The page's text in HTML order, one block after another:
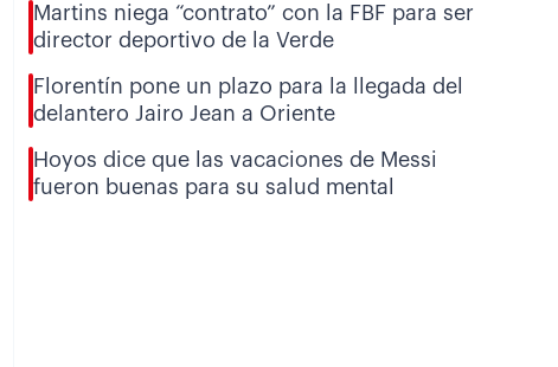
Martins niega “contrato” con la FBF para ser
director deportivo de la Verde
Florentín pone un plazo para la llegada del
delantero Jairo Jean a Oriente
Hoyos dice que las vacaciones de Messi
fueron buenas para su salud mental